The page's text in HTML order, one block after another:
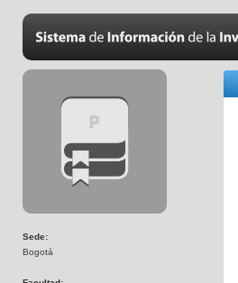
Sede:
Bogotá